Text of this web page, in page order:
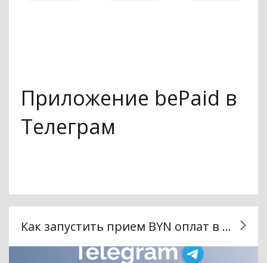
Приложение bePaid в
Телеграм
Как запустить прием BYN оплат в Telegram